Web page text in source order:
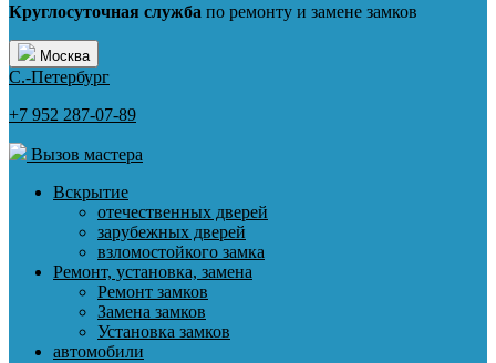
Круглосуточная служба по ремонту и замене замков
Москва
С.-Петербург
+7 952 287-07-89
Вызов мастера
Вскрытие
отечественных дверей
зарубежных дверей
взломостойкого замка
Ремонт, установка, замена
Ремонт замков
Замена замков
Установка замков
автомобили